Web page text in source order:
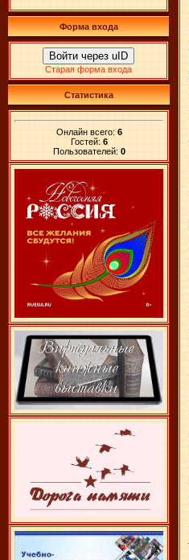
Форма входа
Войти через uID
Старая форма входа
Статистика
Онлайн всего: 6
Гостей: 6
Пользователей: 0